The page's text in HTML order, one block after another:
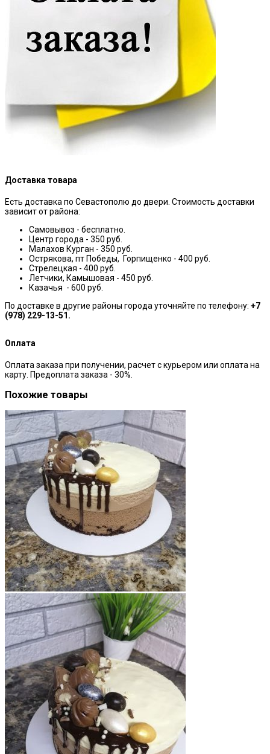
Доставка товара
Есть доставка по Севастополю до двери. Стоимость доставки
зависит от района:
Самовывоз - бесплатно.
Центр города - 350 руб.
Малахов Курган - 350 руб.
Острякова, пт Победы, Горпищенко - 400 руб.
Стрелецкая - 400 руб.
Летчики, Камышовая - 450 руб.
Казачья - 600 руб.
По доставке в другие районы города уточняйте по телефону: +7
(978) 229-13-51.
Оплата
Оплата заказа при получении, расчет с курьером или оплата на
карту. Предоплата заказа - 30%.
Похожие товары